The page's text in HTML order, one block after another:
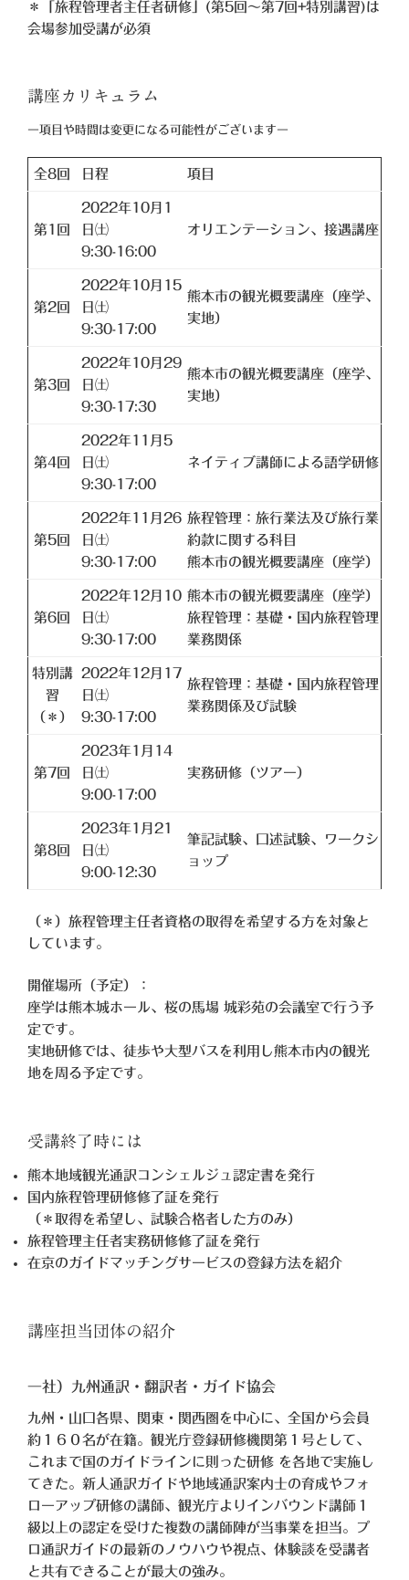
＊「旅程管理者主任者研修」(第5回〜第7回+特別講習)は
会場参加受講が必須
講座カリキュラム
ー項目や時間は変更になる可能性がございますー
全8回 日程 項目
第1回
2022年10月1
日㈯
9:30-16:00
オリエンテーション、接遇講座
第2回
2022年10月15
日㈯
9:30-17:00
熊本市の観光概要講座（座学、
実地）
第3回
2022年10月29
日㈯
9:30-17:30
熊本市の観光概要講座（座学、
実地）
第4回
2022年11月5
日㈯
9:30-17:00
ネイティブ講師による語学研修
第5回
2022年11月26
日㈯
9:30-17:00
旅程管理：旅行業法及び旅行業
約款に関する科目
熊本市の観光概要講座（座学）
第6回
2022年12月10
日㈯
9:30-17:00
熊本市の観光概要講座（座学）
旅程管理：基礎・国内旅程管理
業務関係
特別講
習
（＊）
2022年12月17
日㈯
9:30-17:00
旅程管理：基礎・国内旅程管理
業務関係及び試験
第7回
2023年1月14
日㈯
9:00-17:00
実務研修（ツアー）
第8回
2023年1月21
日㈯
9:00-12:30
筆記試験、口述試験、ワークシ
ョップ
（＊）旅程管理主任者資格の取得を希望する方を対象と
しています。
開催場所（予定）：
座学は熊本城ホール、桜の馬場 城彩苑の会議室で行う予
定です。
実地研修では、徒歩や大型バスを利用し熊本市内の観光
地を周る予定です。
受講終了時には
熊本地域観光通訳コンシェルジュ認定書を発行
国内旅程管理研修修了証を発行
（＊取得を希望し、試験合格者した方のみ）
旅程管理主任者実務研修修了証を発行
在京のガイドマッチングサービスの登録方法を紹介
講座担当団体の紹介
一社）九州通訳・翻訳者・ガイド協会
九州・山口各県、関東・関西圏を中心に、全国から会員
約１６０名が在籍。観光庁登録研修機関第１号として、
これまで国のガイドラインに則った研修 を各地で実施し
てきた。新人通訳ガイドや地域通訳案内士の育成やフォ
ローアップ研修の講師、観光庁よりインバウンド講師１
級以上の認定を受けた複数の講師陣が当事業を担当。プ
ロ通訳ガイドの最新のノウハウや視点、体験談を受講者
と共有できることが最大の強み。